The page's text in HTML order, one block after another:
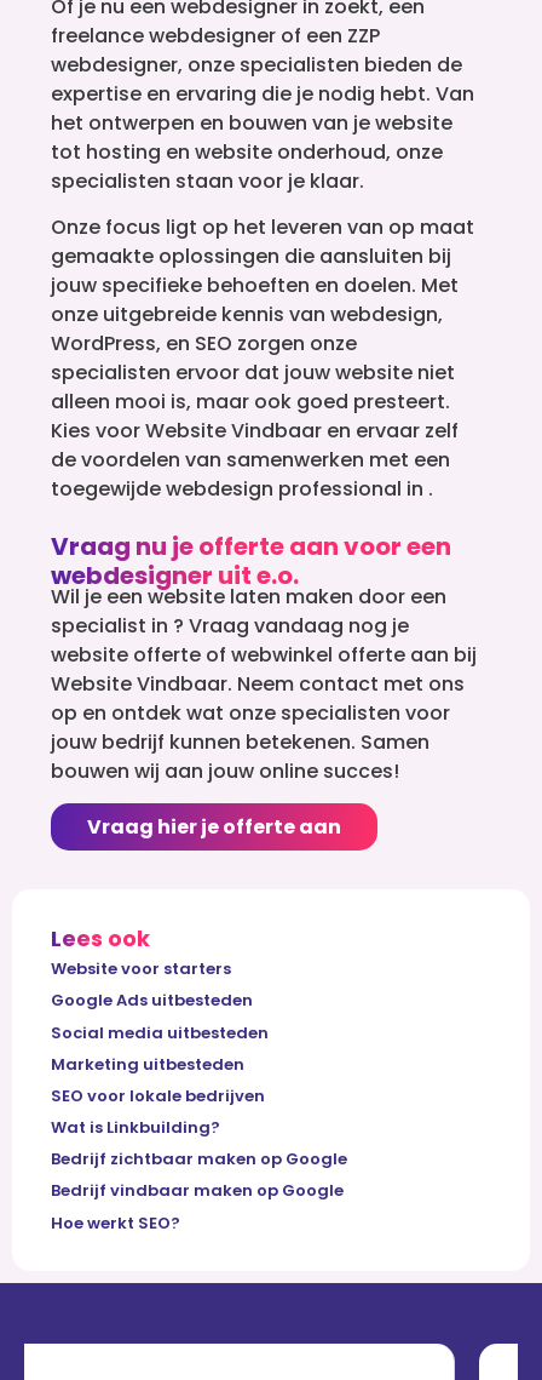
Of je nu een webdesigner in zoekt, een
freelance webdesigner of een ZZP
webdesigner, onze specialisten bieden de
expertise en ervaring die je nodig hebt. Van
het ontwerpen en bouwen van je website
tot hosting en website onderhoud, onze
specialisten staan voor je klaar.
Onze focus ligt op het leveren van op maat
gemaakte oplossingen die aansluiten bij
jouw specifieke behoeften en doelen. Met
onze uitgebreide kennis van webdesign,
WordPress, en SEO zorgen onze
specialisten ervoor dat jouw website niet
alleen mooi is, maar ook goed presteert.
Kies voor Website Vindbaar en ervaar zelf
de voordelen van samenwerken met een
toegewijde webdesign professional in .
Vraag nu je offerte aan voor een
webdesigner uit e.o.
Wil je een website laten maken door een
specialist in ? Vraag vandaag nog je
website offerte of webwinkel offerte aan bij
Website Vindbaar. Neem contact met ons
op en ontdek wat onze specialisten voor
jouw bedrijf kunnen betekenen. Samen
bouwen wij aan jouw online succes!
Vraag hier je offerte aan
Lees ook
Website voor starters
Google Ads uitbesteden
Social media uitbesteden
Marketing uitbesteden
SEO voor lokale bedrijven
Wat is Linkbuilding?
Bedrijf zichtbaar maken op Google
Bedrijf vindbaar maken op Google
Hoe werkt SEO?